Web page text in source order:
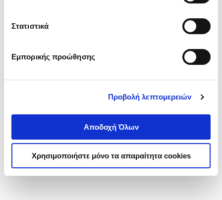
Στατιστικά
Εμπορικής προώθησης
Προβολή λεπτομερειών
Αποδοχή Όλων
Χρησιμοποιήστε μόνο τα απαραίτητα cookies